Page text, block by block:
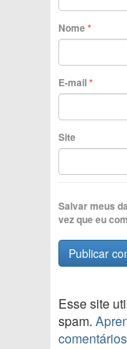
Nome*
E-mail*
Site
Salvar meus
vez que eu
Esse site
spam.